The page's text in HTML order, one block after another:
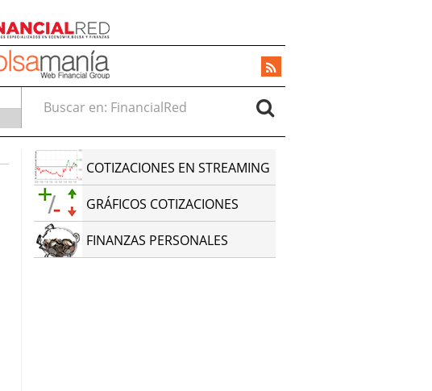
Buscar en:
COTIZACIONES EN STREAMING
GRÁFICOS COTIZACIONES
FINANZAS PERSONALES